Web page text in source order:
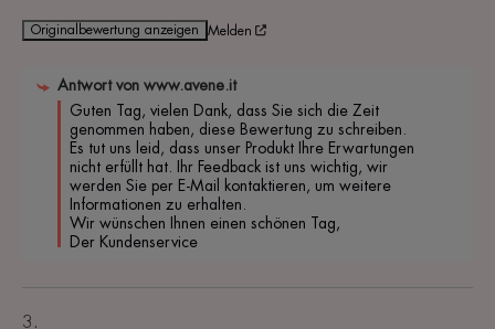
Originalbewertung anzeigen Melden
Antwort von www.avene.it
Guten Tag, vielen Dank, dass Sie sich die Zeit
genommen haben, diese Bewertung zu schreiben.
Es tut uns leid, dass unser Produkt Ihre Erwartungen
nicht erfüllt hat. Ihr Feedback ist uns wichtig, wir
werden Sie per E-Mail kontaktieren, um weitere
Informationen zu erhalten.
Wir wünschen Ihnen einen schönen Tag,
Der Kundenservice